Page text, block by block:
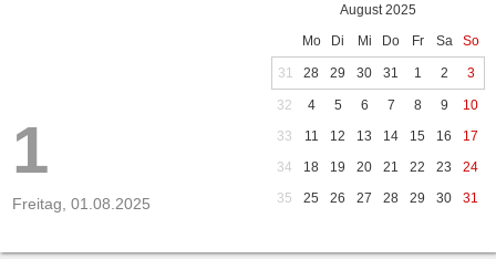
1
Freitag, 01.08.2025
August 2025
Mo
Di Mi Do Fr Sa So
31 28 29 30 31 1 2 3
32 4 5 6 7 8 9
10
33
11 12 13 14 15 16
17
34
18 19 20 21 22 23
24
35
25 26 27 28 29 30 31